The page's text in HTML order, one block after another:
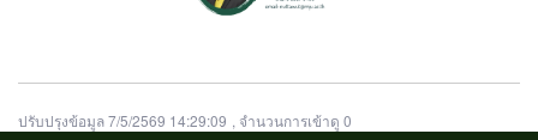
ปรับปรุงข้อมูล 7/5/2569 14:29:09 , จำนวนการเข้าดู 0